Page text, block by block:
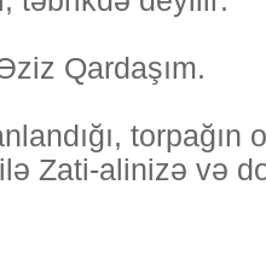
Qardaşım.
Zati-alinizə və